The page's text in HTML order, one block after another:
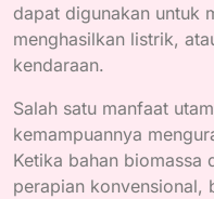
dapat digunakan untuk
menghasilkan listrik,
kendaraan.
Salah satu manfaat
kemampuannya
Ketika bahan
perapian konvensional,